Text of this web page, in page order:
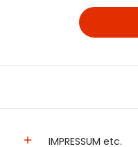
IMPRESSUM etc.